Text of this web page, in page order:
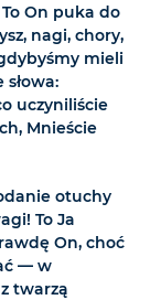
On puka do
nagi, chory,
mieli
uczyniliście
Mnieście
otuchy
To Ja
On, choć
— w
twarzą